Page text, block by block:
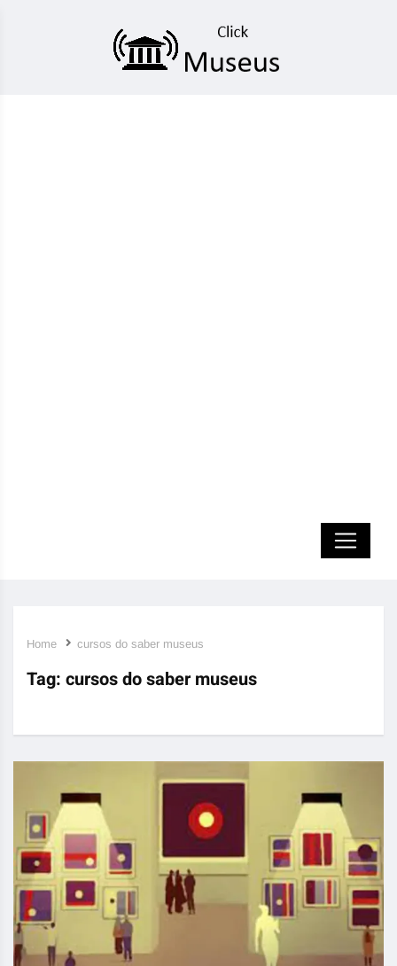
Home cursos do saber museus
Tag: cursos do saber museus